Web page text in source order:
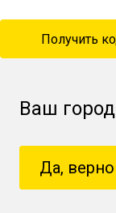
Ваш город
Да, верно